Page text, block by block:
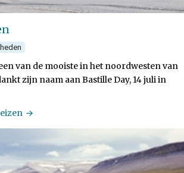
van de mooiste in het noordwesten van
zijn naam aan Bastille Day, 14 juli in